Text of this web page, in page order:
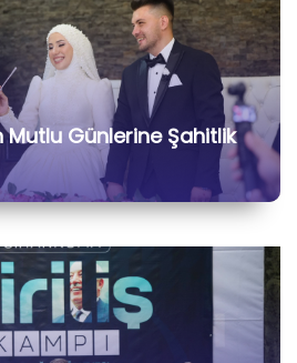
Günlerine Şahitlik